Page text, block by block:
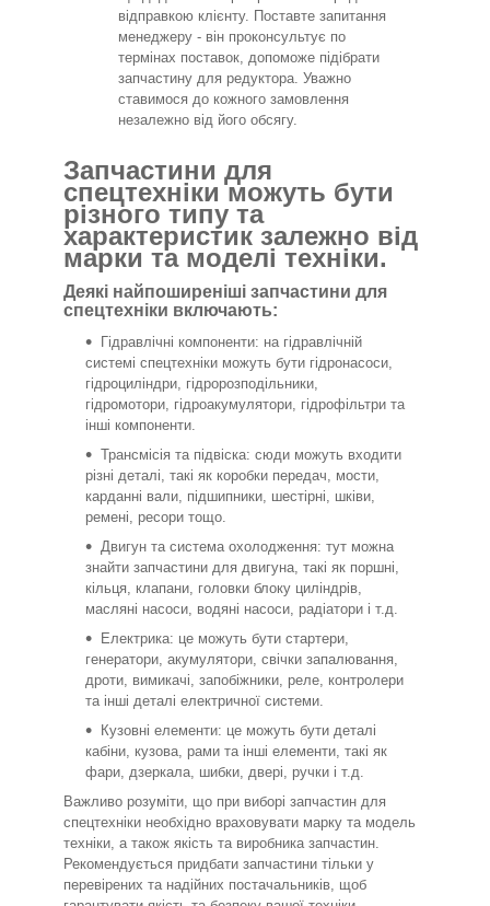
відправкою клієнту. Поставте запитання
менеджеру - він проконсультує по
термінах поставок, допоможе підібрати
запчастину для редуктора. Уважно
ставимося до кожного замовлення
незалежно від його обсягу.
Запчастини для
спецтехніки можуть бути
різного типу та
характеристик залежно від
марки та моделі техніки.
Деякі найпоширеніші запчастини для
спецтехніки включають:
Гідравлічні компоненти: на гідравлічній
системі спецтехніки можуть бути гідронасоси,
гідроциліндри, гідророзподільники,
гідромотори, гідроакумулятори, гідрофільтри та
інші компоненти.
Трансмісія та підвіска: сюди можуть входити
різні деталі, такі як коробки передач, мости,
карданні вали, підшипники, шестірні, шківи,
ремені, ресори тощо.
Двигун та система охолодження: тут можна
знайти запчастини для двигуна, такі як поршні,
кільця, клапани, головки блоку циліндрів,
масляні насоси, водяні насоси, радіатори і т.д.
Електрика: це можуть бути стартери,
генератори, акумулятори, свічки запалювання,
дроти, вимикачі, запобіжники, реле, контролери
та інші деталі електричної системи.
Кузовні елементи: це можуть бути деталі
кабіни, кузова, рами та інші елементи, такі як
фари, дзеркала, шибки, двері, ручки і т.д.
Важливо розуміти, що при виборі запчастин для
спецтехніки необхідно враховувати марку та модель
техніки, а також якість та виробника запчастин.
Рекомендується придбати запчастини тільки у
перевірених та надійних постачальників, щоб